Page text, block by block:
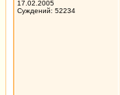
17.02.2005
Суждений: 52234